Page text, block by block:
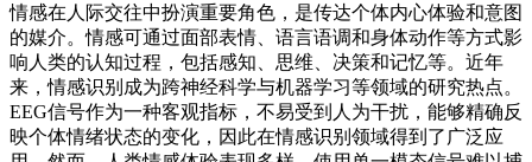
情感在人际交往中扮演重要角色，是传达个体内心体验和意图
的媒介。情感可通过面部表情、语言语调和身体动作等方式影
响人类的认知过程，包括感知、思维、决策和记忆等。近年
来，情感识别成为跨神经科学与机器学习等领域的研究热点。
EEG信号作为一种客观指标，不易受到人为干扰，能够精确反
映个体情绪状态的变化，因此在情感识别领域得到了广泛应